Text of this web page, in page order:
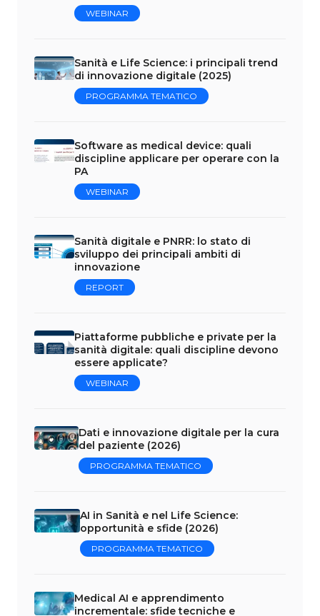
WEBINAR
Sanità e Life Science: i principali trend
di innovazione digitale (2025)
PROGRAMMA TEMATICO
Software as medical device: quali
discipline applicare per operare con la
PA
WEBINAR
Sanità digitale e PNRR: lo stato di
sviluppo dei principali ambiti di
innovazione
REPORT
Piattaforme pubbliche e private per la
sanità digitale: quali discipline devono
essere applicate?
WEBINAR
Dati e innovazione digitale per la cura
del paziente (2026)
PROGRAMMA TEMATICO
AI in Sanità e nel Life Science:
opportunità e sfide (2026)
PROGRAMMA TEMATICO
Medical AI e apprendimento
incrementale: sfide tecniche e